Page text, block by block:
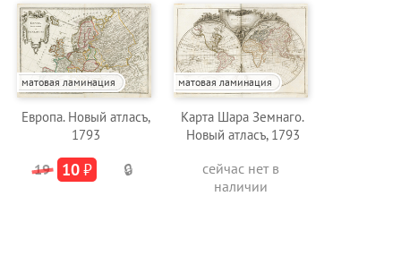
матовая ламинация
Европа. Новый атласъ,
1793
19 10₽ 🔒
матовая ламинация
Карта Шара Земнаго.
Новый атласъ, 1793
сейчас нет в
наличии